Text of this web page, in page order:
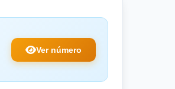
Ver número